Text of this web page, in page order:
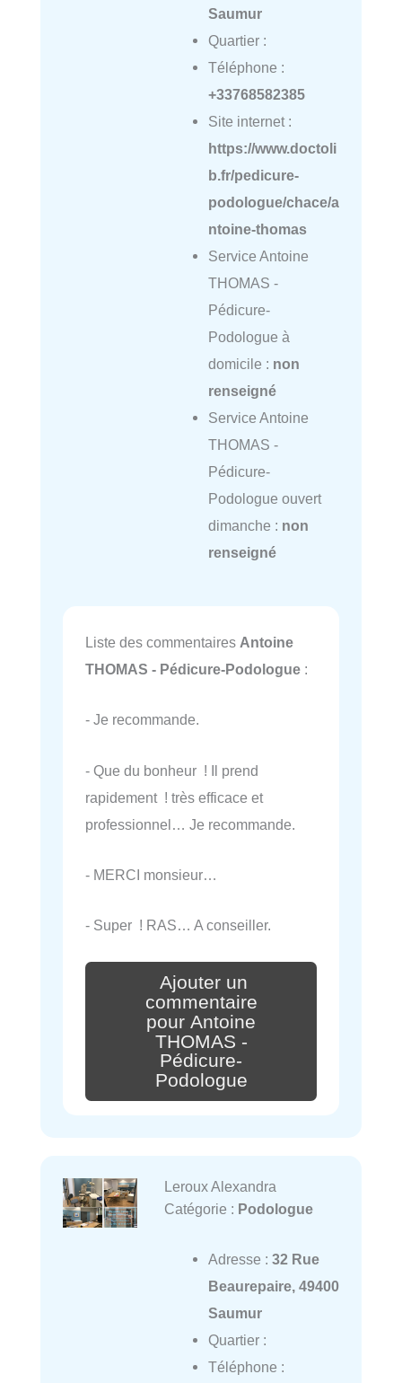
Saumur
Quartier :
Téléphone :
+33768582385
Site internet :
https://www.doctoli
b.fr/pedicure-
podologue/chace/a
ntoine-thomas
Service Antoine
THOMAS -
Pédicure-
Podologue à
domicile : non
renseigné
Service Antoine
THOMAS -
Pédicure-
Podologue ouvert
dimanche : non
renseigné
Liste des commentaires Antoine
THOMAS - Pédicure-Podologue :
- Je recommande.
- Que du bonheur ! Il prend
rapidement ! très efficace et
professionnel… Je recommande.
- MERCI monsieur…
- Super ! RAS… A conseiller.
Ajouter un
commentaire
pour Antoine
THOMAS -
Pédicure-
Podologue
Leroux Alexandra
Catégorie : Podologue
Adresse : 32 Rue
Beaurepaire, 49400
Saumur
Quartier :
Téléphone :